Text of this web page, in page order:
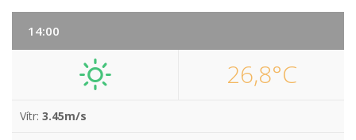
14:00
26,8°C
Vítr: 3.45m/s